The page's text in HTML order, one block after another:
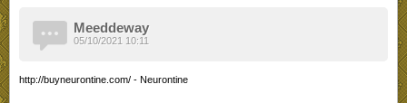
Meeddeway
http://buyneurontine.com/ - Neurontine
05/10/2021 10:11